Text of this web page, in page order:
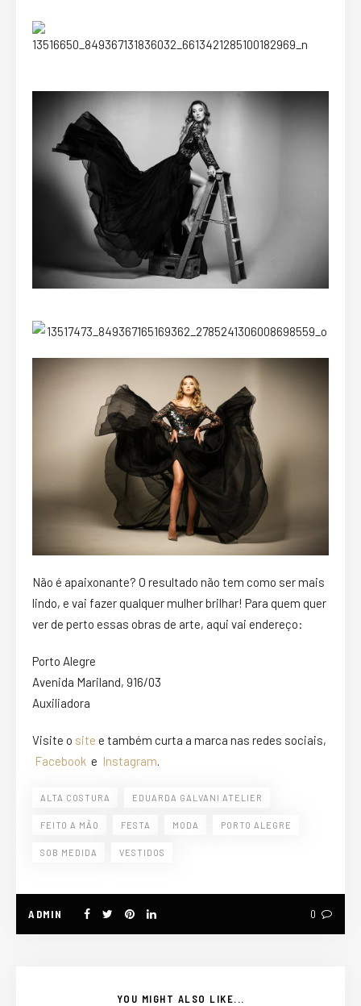
Não é apaixonante? O resultado não tem como ser mais
lindo, e vai fazer qualquer mulher brilhar! Para quem quer
ver de perto essas obras de arte, aqui vai endereço:
Porto Alegre
Avenida Mariland, 916/03
Auxiliadora
Visite o site e também curta a marca nas redes sociais,
Facebook e Instagram.
ALTA COSTURA EDUARDA GALVANI ATELIER
FEITO A MÃO FESTA MODA PORTO ALEGRE
SOB MEDIDA VESTIDOS
ADMIN 0
YOU MIGHT ALSO LIKE...